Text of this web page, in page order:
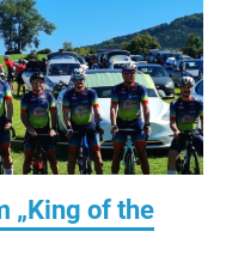
„King of the